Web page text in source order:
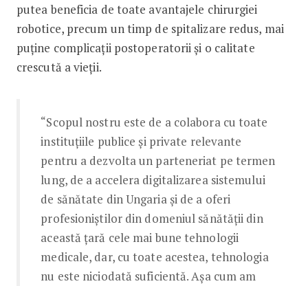
putea beneficia de toate avantajele chirurgiei
robotice, precum un timp de spitalizare redus, mai
puține complicații postoperatorii și o calitate
crescută a vieții.
“Scopul nostru este de a colabora cu toate
instituțiile publice și private relevante
pentru a dezvolta un parteneriat pe termen
lung, de a accelera digitalizarea sistemului
de sănătate din Ungaria și de a oferi
profesioniștilor din domeniul sănătății din
această țară cele mai bune tehnologii
medicale, dar, cu toate acestea, tehnologia
nu este niciodată suficientă. Așa cum am